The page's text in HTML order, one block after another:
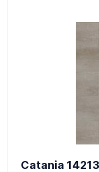
Catania 14213